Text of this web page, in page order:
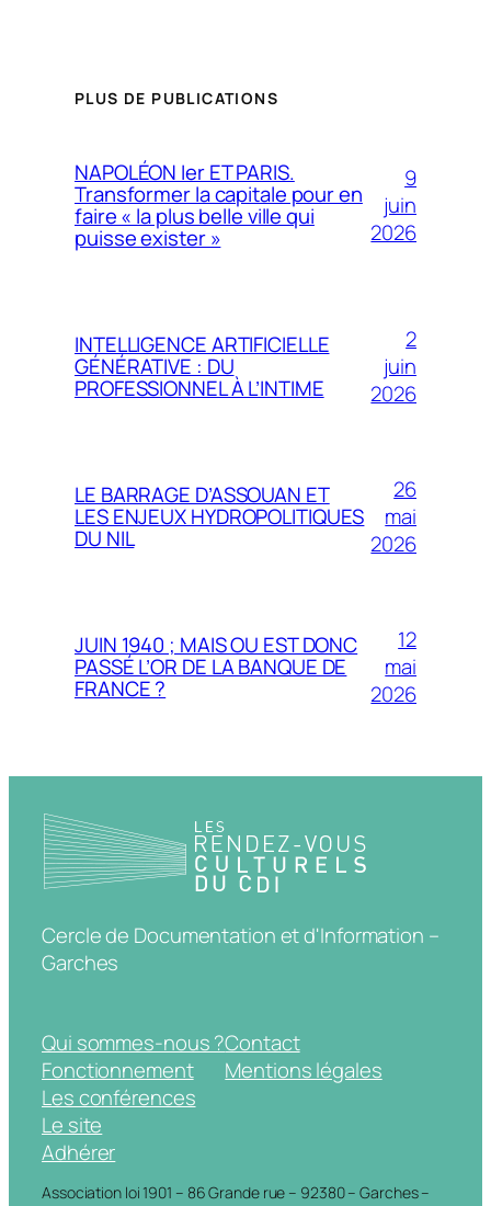
PLUS DE PUBLICATIONS
NAPOLÉON Ier ET PARIS.
Transformer la capitale pour en
faire « la plus belle ville qui
puisse exister »
9
juin
2026
INTELLIGENCE ARTIFICIELLE
GÉNÉRATIVE : DU
PROFESSIONNEL À L’INTIME
2
juin
2026
LE BARRAGE D’ASSOUAN ET
LES ENJEUX HYDROPOLITIQUES
DU NIL
26
mai
2026
JUIN 1940 ; MAIS OU EST DONC
PASSÉ L’OR DE LA BANQUE DE
FRANCE ?
12
mai
2026
Cercle de Documentation et d'Information –
Garches
Qui sommes-nous ?
Fonctionnement
Les conférences
Le site
Adhérer
Contact
Mentions légales
Association loi 1901 – 86 Grande rue – 92380 – Garches –